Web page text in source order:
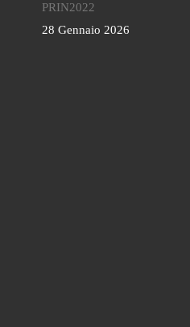
PRIN2022
28 Gennaio 2026